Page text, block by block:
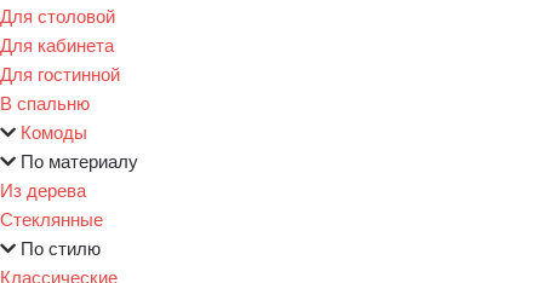
Для столовой
Для кабинета
Для гостинной
В спальню
Комоды
По материалу
Из дерева
Стеклянные
По стилю
Классические